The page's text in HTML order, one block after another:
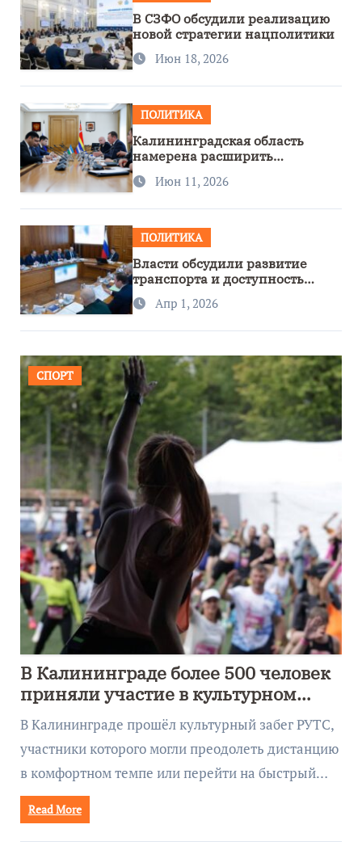
В СЗФО обсудили реализацию
новой стратегии нацполитики
Июн 18, 2026
ПОЛИТИКА
Калининградская область
намерена расширить
сотрудничество с Узбекистаном
Июн 11, 2026
ПОЛИТИКА
Власти обсудили развитие
транспорта и доступность
региона
Апр 1, 2026
СПОРТ
В Калининграде более 500 человек
приняли участие в культурном
забеге
В Калининграде прошёл культурный забег РУТС,
участники которого могли преодолеть дистанцию
в комфортном темпе или перейти на быстрый…
Read More